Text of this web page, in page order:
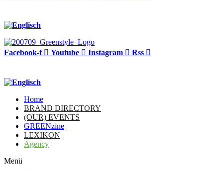
Facebook-f Youtube Instagram Rss
Home
BRAND DIRECTORY
(OUR) EVENTS
GREENzine
LEXIKON
Agency
Menü